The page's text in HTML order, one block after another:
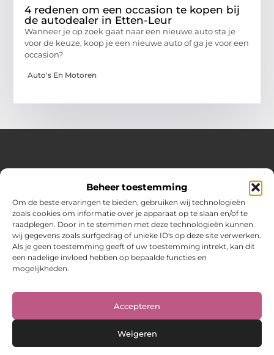
Beheer toestemming
Om de beste ervaringen te bieden, gebruiken wij technologieën
zoals cookies om informatie over je apparaat op te slaan en/of te
raadplegen. Door in te stemmen met deze technologieën kunnen
wij gegevens zoals surfgedrag of unieke ID's op deze site verwerken.
Als je geen toestemming geeft of uw toestemming intrekt, kan dit
een nadelige invloed hebben op bepaalde functies en
mogelijkheden.
Accepteren
Weigeren
4 redenen om een occasion te kopen bij
de autodealer in Etten-Leur
Wanneer je op zoek gaat naar een nieuwe auto sta je
voor de keuze, koop je een nieuwe auto of ga je voor een
occasion?
Auto's En Motoren
Jouw bron voor inspiratie en praktische tips voor het
dagelijks leven.
Verken een gevarieerde selectie blogs en artikelen boordevol
handige adviezen en verrassende inzichten om elke dag
optimaal te benutten.
Bericht categorie